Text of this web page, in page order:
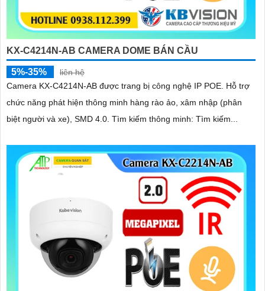
KX-C4214N-AB CAMERA DOME BÁN CẦU
5%-35%
liên hệ
Camera KX-C4214N-AB được trang bị công nghệ IP POE. Hỗ trợ
chức năng phát hiện thông minh hàng rào ảo, xâm nhập (phân
biệt người và xe), SMD 4.0. Tìm kiếm thông minh: Tìm kiếm...